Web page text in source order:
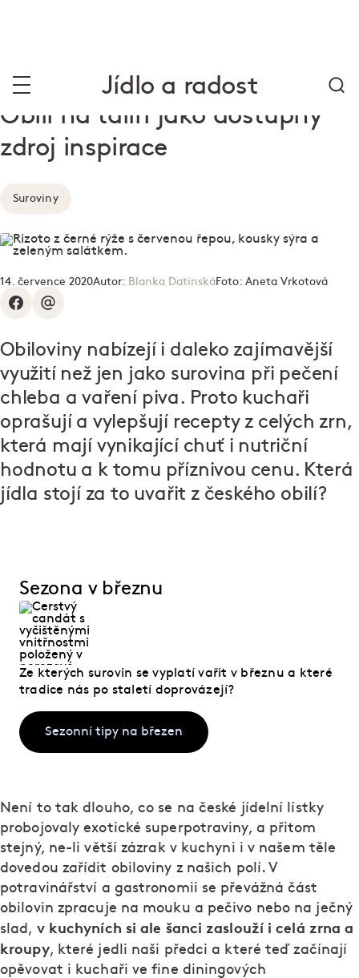
Jídlo a radost
Obilí na talíři jako dostupný
zdroj inspirace
Suroviny
14. července 2020Autor: Blanka DatinskáFoto: Aneta Vrkotová
Obiloviny nabízejí i daleko zajímavější
využití než jen jako surovina při pečení
chleba a vaření piva. Proto kuchaři
oprašují a vylepšují recepty z celých zrn,
která mají vynikající chuť i nutriční
hodnotu a k tomu příznivou cenu. Která
jídla stojí za to uvařit z českého obilí?
Sezona v březnu
Ze kterých surovin se vyplatí vařit v březnu a které
tradice nás po staletí doprovázejí?
Sezonní tipy na březen
Není to tak dlouho, co se na české jídelní lístky
probojovaly exotické superpotraviny, a přitom
stejný, ne-li větší zázrak v kuchyni i v našem těle
dovedou zařídit obiloviny z našich polí. V
potravinářství a gastronomii se převážná část
obilovin zpracuje na mouku a pečivo nebo na ječný
slad, v kuchyních si ale šanci zaslouží i celá zrna a
kroupy, které jedli naši předci a které teď začínají
opěvovat i kuchaři ve fine diningových